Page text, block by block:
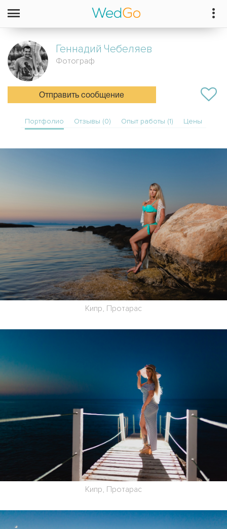
Геннадий Чебеляев
Фотограф
Отправить сообщение
Портфолио Отзывы (0) Опыт работы (1) Цены
Кипр, Протарас
Кипр, Протарас